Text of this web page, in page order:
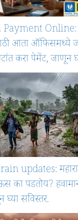
आता ऑफिसमध्ये
करा पेमेंट, जाणून
updates:
का पडतोय?
सविस्तर.